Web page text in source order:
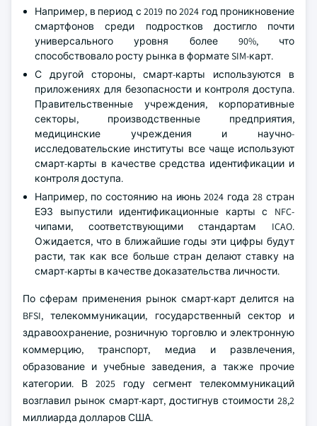
Например, в период с 2019 по 2024 год проникновение
смартфонов среди подростков достигло почти
универсального уровня более 90%, что
способствовало росту рынка в формате SIM-карт.
С другой стороны, смарт-карты используются в
приложениях для безопасности и контроля доступа.
Правительственные учреждения, корпоративные
секторы, производственные предприятия,
медицинские учреждения и научно-
исследовательские институты все чаще используют
смарт-карты в качестве средства идентификации и
контроля доступа.
Например, по состоянию на июнь 2024 года 28 стран
ЕЭЗ выпустили идентификационные карты с NFC-
чипами, соответствующими стандартам ICAO.
Ожидается, что в ближайшие годы эти цифры будут
расти, так как все больше стран делают ставку на
смарт-карты в качестве доказательства личности.
По сферам применения рынок смарт-карт делится на
BFSI, телекоммуникации, государственный сектор и
здравоохранение, розничную торговлю и электронную
коммерцию, транспорт, медиа и развлечения,
образование и учебные заведения, а также прочие
категории. В 2025 году сегмент телекоммуникаций
возглавил рынок смарт-карт, достигнув стоимости 28,2
миллиарда долларов США.